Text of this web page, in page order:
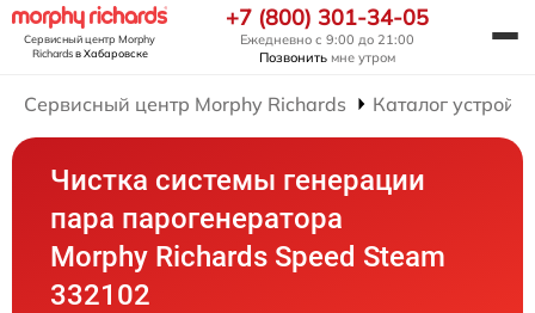
Сервисный центр Morphy
Richardsв Хабаровске
+7 (800) 301-34-05
Ежедневно с 9:00 до 21:00
Позвонить мне утром
Сервисный центр Morphy Richards Каталог
Чистка системы генерации
пара парогенератора
Morphy Richards Speed Steam
332102